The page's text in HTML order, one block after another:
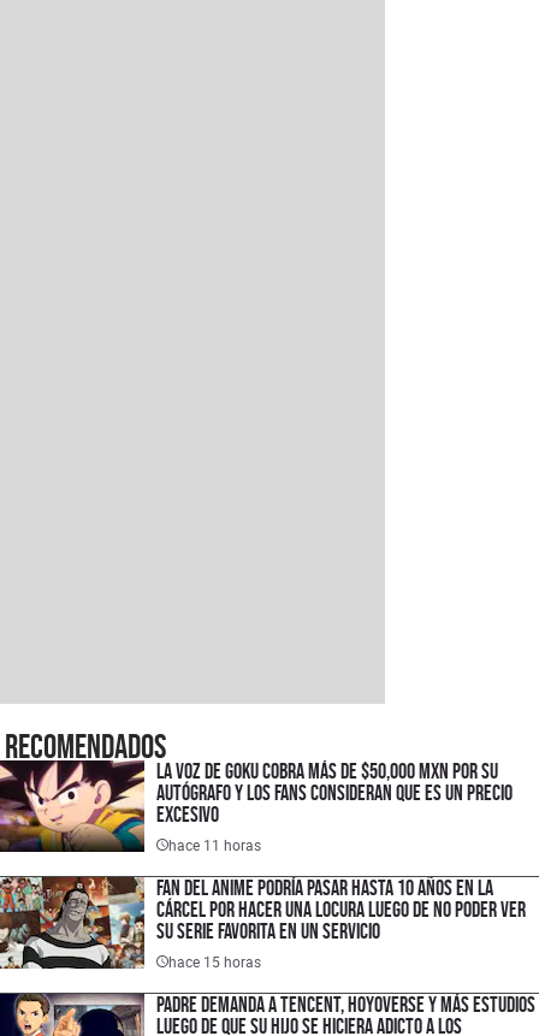
Recomendados
La voz de Goku cobra más de $50,000 MXN por su
autógrafo y los fans consideran que es un precio
excesivo
hace 11 horas
Fan del anime podría pasar hasta 10 años en la
cárcel por hacer una locura luego de no poder ver
su serie favorita en un servicio
hace 15 horas
Padre demanda a Tencent, HoyoVerse y más estudios
luego de que su hijo se hiciera adicto a los